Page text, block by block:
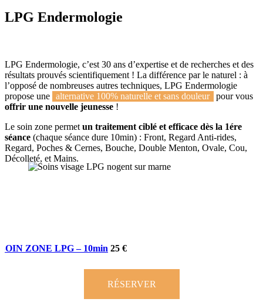
LPG Endermologie
LPG Endermologie, c’est 30 ans d’expertise et de recherches et des
résultats prouvés scientifiquement ! La différence par le naturel : à
l’opposé de nombreuses autres techniques, LPG Endermologie
propose une
alternative 100% naturelle et sans douleur
pour vous
offrir une nouvelle jeunesse !
Le soin zone permet un traitement ciblé et efficace dès la 1ére
séance (chaque séance dure 10min) : Front, Regard Anti-rides,
Regard, Poches & Cernes, Bouche, Double Menton, Ovale, Cou,
Décolleté, et Mains.
SOIN ZONE LPG – 10min 25 €
RÉSERVER